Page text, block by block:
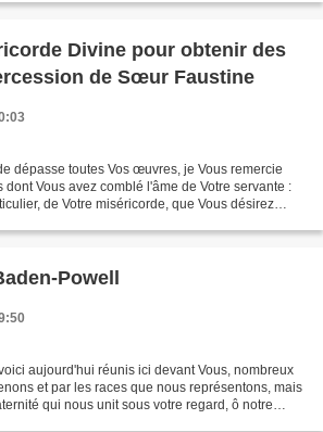
Divine pour obtenir des
de Sœur Faustine
dépasse toutes Vos œuvres, je Vous remercie
Vous avez comblé l'âme de Votre servante :
de Votre miséricorde, que Vous désirez
Powell
aujourd'hui réunis ici devant Vous, nombreux
et par les races que nous représentons, mais
qui nous unit sous votre regard, ô notre